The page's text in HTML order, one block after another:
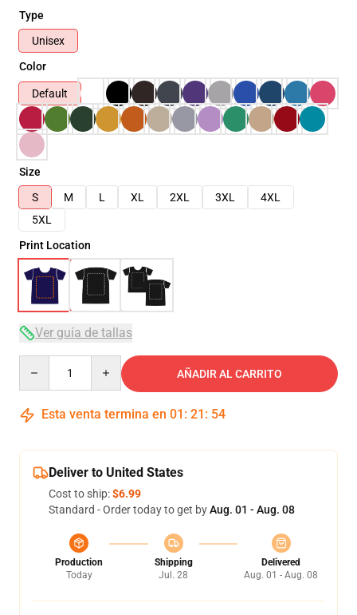
Type
Unisex
Color
Default
Size
S
M L XL 2XL 3XL
4XL
5XL
Print Location
Ver guía de tallas
AÑADIR AL CARRITO
Esta venta termina en 01 : 21 : 54
Deliver to United States
Cost to ship:$6.99
Standard - Order today to get byAug. 01 - Aug. 08
Production
Today
Shipping
Jul. 28
Delivered
Aug. 01 - Aug. 08